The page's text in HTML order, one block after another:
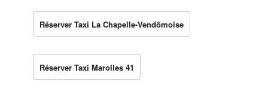
Réserver Taxi La Chapelle-Vendômoise
Réserver Taxi Marolles 41